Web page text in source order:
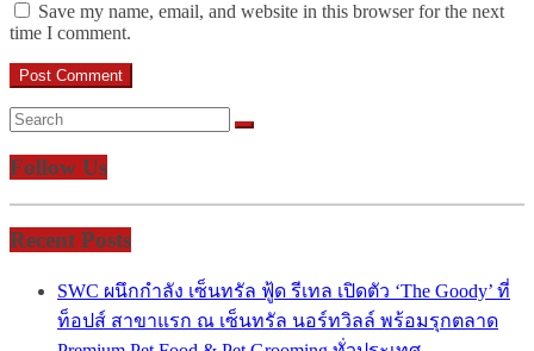
Save my name, email, and website in this browser for the next
time I comment.
Follow Us
Recent Posts
SWC ผนึกกำลัง เซ็นทรัล ฟู้ด รีเทล เปิดตัว ‘The Goody’ ที่
ท็อปส์ สาขาแรก ณ เซ็นทรัล นอร์ทวิลล์ พร้อมรุกตลาด